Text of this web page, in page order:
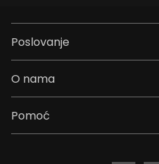
Poslovanje
O nama
Pomoć